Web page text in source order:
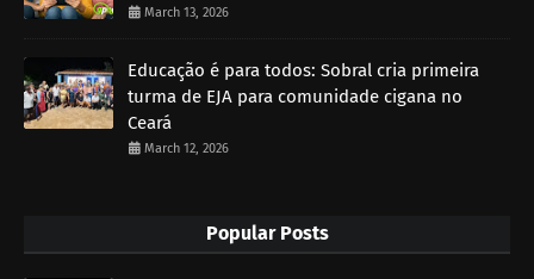
March 13, 2026
Educação é para todos: Sobral cria primeira
turma de EJA para comunidade cigana no
Ceará
March 12, 2026
Popular Posts